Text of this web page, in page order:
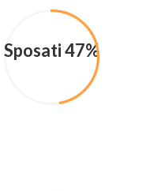
Sposati 47%